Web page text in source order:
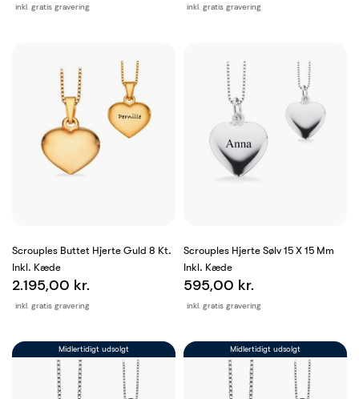
inkl. gratis gravering inkl. gratis gravering
Scrouples Buttet Hjerte Guld 8 Kt.
Inkl. Kæde
inkl. gratis gravering
2.195,00 kr.
Scrouples Hjerte Sølv 15 X 15 Mm
Inkl. Kæde
inkl. gratis gravering
595,00 kr.
Midlertidigt udsolgt Midlertidigt udsolgt